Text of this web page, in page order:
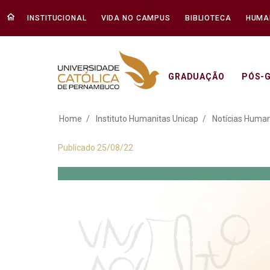
INSTITUCIONAL VIDA NO CAMPUS BIBLIOTECA
GRADUAÇÃO PÓS-
Formação prático-
Home Instituto Humanitas Unicap Notícias
Publicado 25/08/22